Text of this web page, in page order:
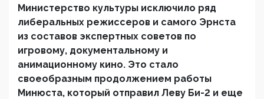
Министерство культуры исключило ряд
либеральных режиссеров и самого Эрнста
из составов экспертных советов по
игровому, документальному и
анимационному кино. Это стало
своеобразным продолжением работы
Минюста, который отправил Леву Би-2 и еще